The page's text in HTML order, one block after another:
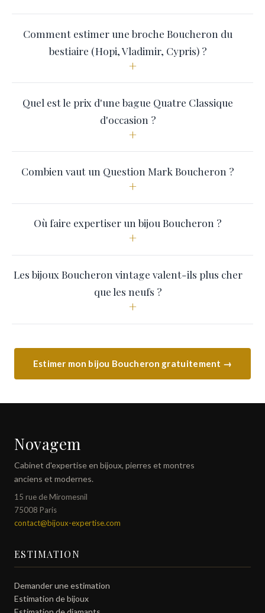
Comment estimer une broche Boucheron du
bestiaire (Hopi, Vladimir, Cypris) ?
+
Quel est le prix d'une bague Quatre Classique
d'occasion ?
+
Combien vaut un Question Mark Boucheron ?
+
Où faire expertiser un bijou Boucheron ?
+
Les bijoux Boucheron vintage valent-ils plus cher
que les neufs ?
+
Estimer mon bijou Boucheron gratuitement →
Novagem
Cabinet d'expertise en bijoux, pierres et montres
anciens et modernes.
15 rue de Miromesnil
75008 Paris
contact@bijoux-expertise.com
ESTIMATION
Demander une estimation
Estimation de bijoux